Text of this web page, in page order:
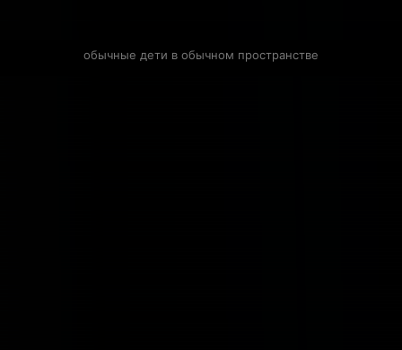
обычные дети в обычном пространстве